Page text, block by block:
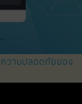
วามปลอดภัยของ